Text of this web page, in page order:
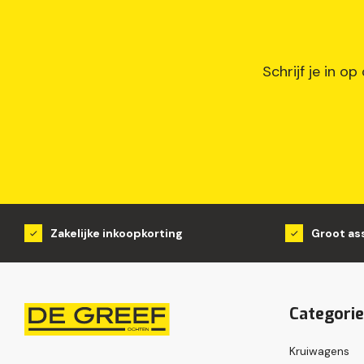
Schrijf je in
Zakelijke inkoopkorting Groot
Kruiwagens